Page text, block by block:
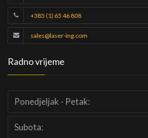
+385 (1) 65 46 808
sales@laser-ing.com
Radno vrijeme
Ponedjeljak - Petak:
Subota: